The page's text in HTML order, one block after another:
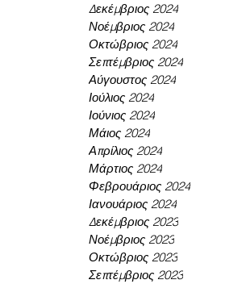
Δεκέμβριος 2024
Νοέμβριος 2024
Οκτώβριος 2024
Σεπτέμβριος 2024
Αύγουστος 2024
Ιούλιος 2024
Ιούνιος 2024
Μάιος 2024
Απρίλιος 2024
Μάρτιος 2024
Φεβρουάριος 2024
Ιανουάριος 2024
Δεκέμβριος 2023
Νοέμβριος 2023
Οκτώβριος 2023
Σεπτέμβριος 2023